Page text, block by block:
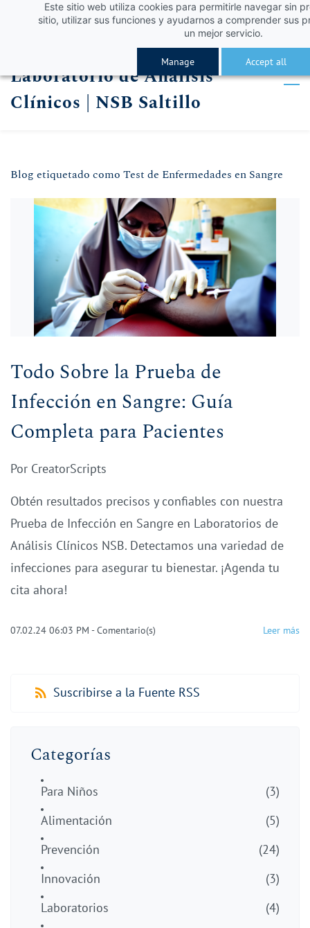
Este sitio web utiliza cookies para permitirle navegar sin
sitio, utilizar sus funciones y ayudarnos a comprender sus
un mejor servicio.
Manage Accept all
content
Iniciar sesión
Registro
Laboratorio de Análisis
Clínicos | NSB Saltillo
Blog etiquetado como Test de Enfermedades en Sangre
Todo Sobre la Prueba de
Infección en Sangre: Guía
Completa para Pacientes
Por CreatorScripts
Obtén resultados precisos y confiables con nuestra
Prueba de Infección en Sangre en Laboratorios de
Análisis Clínicos NSB. Detectamos una variedad de
infecciones para asegurar tu bienestar. ¡Agenda tu
cita ahora!
07.02.24 06:03 PM -Comentario(s) Leer más
Suscribirse a la Fuente RSS
Categorías
Para Niños
(3)
Alimentación
(5)
Prevención
(24)
Innovación
(3)
Laboratorios
(4)
¡Obtén un 10% de descuento con el código